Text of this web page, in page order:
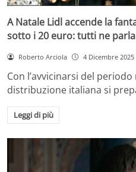
A Natale Lidl accende la
sotto i 20 euro: tutti ne
Roberto Arciola 4 Dicembre 2025
Con l’avvicinarsi del
distribuzione italiana si
Leggi di più